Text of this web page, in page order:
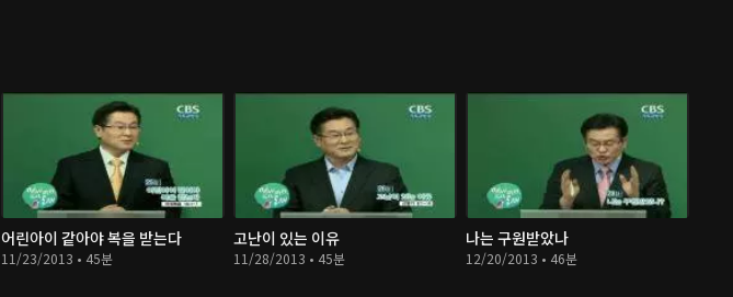
어린아이 같아야 복을 받는다
11/23/2013 • 45분
고난이 있는 이유
11/28/2013 • 45분
나는 구원받았나
12/20/2013 • 46분